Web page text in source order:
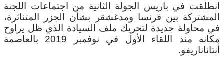
انطلقت في باريس الجولة الثانية من اجتماعات اللجنة
المشتركة بين فرنسا ومدغشقر بشأن الجزر المتناثرة،
في محاولة جديدة لتحريك ملف السيادة الذي ظل يراوح
مكانه منذ اللقاء الأول في نوفمبر 2019 بالعاصمة
أنتاناناريفو.